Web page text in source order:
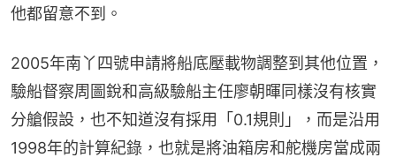
他都留意不到。
2005年南丫四號申請將船底壓載物調整到其他位置，
驗船督察周圖銳和高級驗船主任廖朝暉同樣沒有核實
分艙假設，也不知道沒有採用「0.1規則」，而是沿用
1998年的計算紀錄，也就是將油箱房和舵機房當成兩